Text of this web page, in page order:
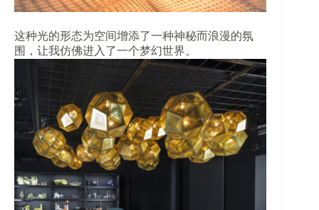
这种光的形态为空间增添了一种神秘而浪漫的氛
围，让我仿佛进入了一个梦幻世界。